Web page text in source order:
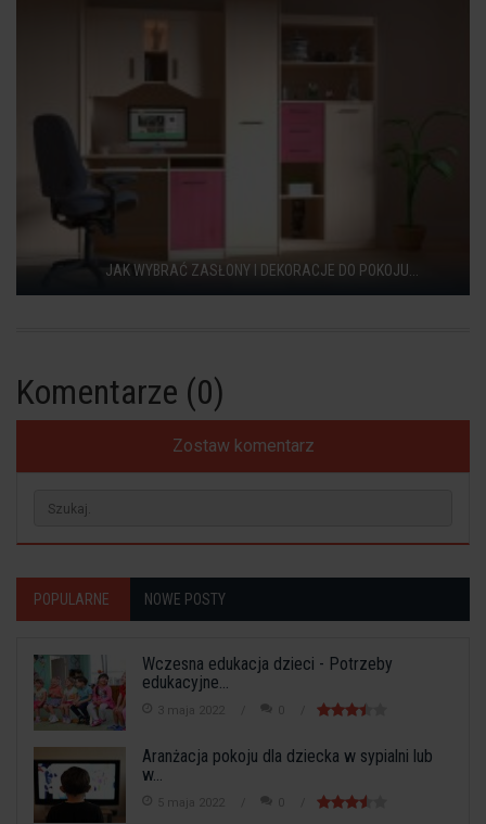
JAK WYBRAĆ ZASŁONY I DEKORACJE DO POKOJU...
Komentarze (0)
Zostaw komentarz
POPULARNE NOWE POSTY
Wczesna edukacja dzieci - Potrzeby
edukacyjne...
3 maja 2022 0
Aranżacja pokoju dla dziecka w sypialni lub
w...
5 maja 2022 0